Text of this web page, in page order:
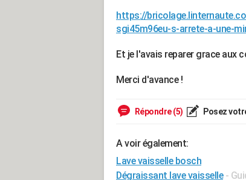
https://
sgi45m96eu-s-arrete-a-une-
Et je l'avais reparer grace aux
Merci d'avance !
Répondre (5) Posez
A voir également:
Lave vaisselle bosch
Dégraissant lave vaisselle -